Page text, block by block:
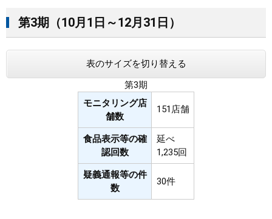
第3期（10月1日～12月31日）
表のサイズを切り替える
第3期
モニタリング店
舗数
151店舗
食品表示等の確
認回数
延べ
1,235回
疑義通報等の件
数
30件